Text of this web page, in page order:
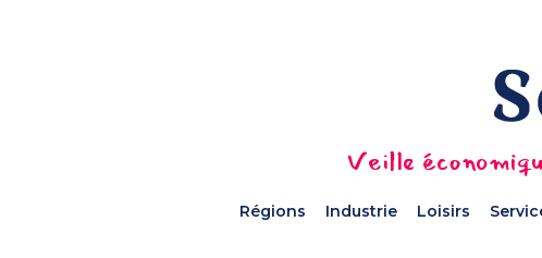
Veille
Régions Industrie Loisirs